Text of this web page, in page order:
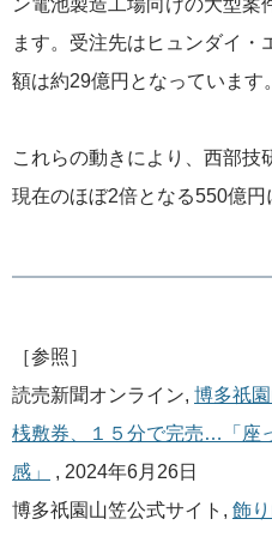
ン電池製造工場向けの大型案
ます。受注先はヒュンダイ・
額は約29億円となっています。
これらの動きにより、西部技
現在のほぼ2倍となる550億円
［参照］
読売新聞オンライン, 博多祇
桟敷券、１５分で完売…「座
感」
, 2024年6月26日
博多祇園山笠公式サイト, 飾